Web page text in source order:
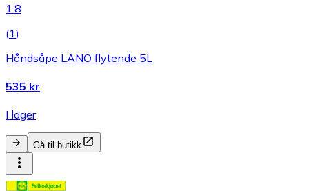
1.8
(1)
Håndsåpe LANO flytende 5L
535 kr
I lager
Gå til butikk